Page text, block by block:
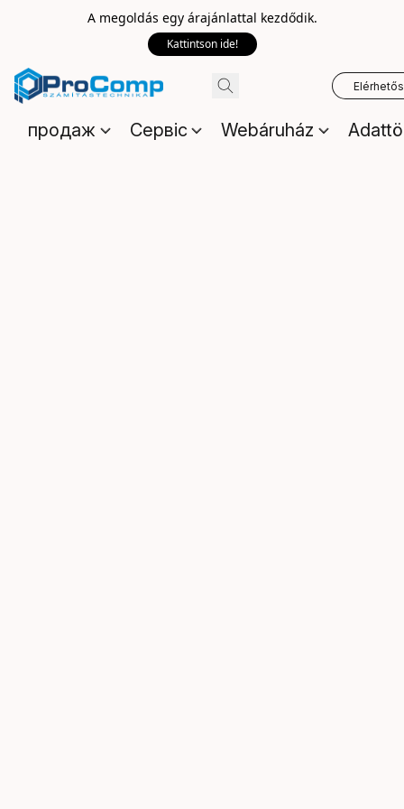
A megoldás egy árajánlattal kezdődik.
Kattintson ide!
продаж Сервіс Webáruház